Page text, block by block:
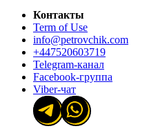
Контакты
Term of Use
info@petrovchik.com
+447520603719
Telegram-канал
Facebook-группа
Viber-чат